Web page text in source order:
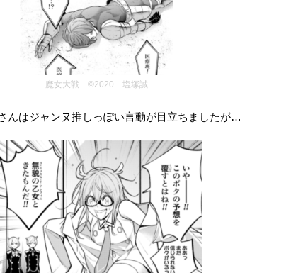
魔女大戦 ©2020 塩塚誠
んはジャンヌ推しっぽい言動が目立ちましたが…